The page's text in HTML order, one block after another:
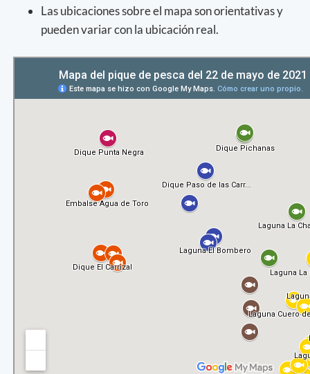
Las ubicaciones sobre el mapa son orientativas y
pueden variar con la ubicación real.